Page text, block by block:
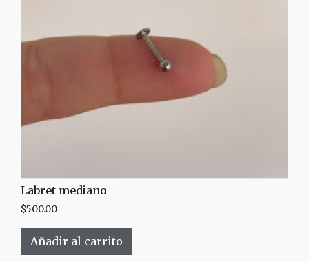
Labret mediano
$500.00
Añadir al carrito